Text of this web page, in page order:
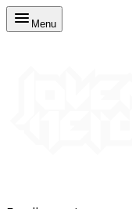
Menu